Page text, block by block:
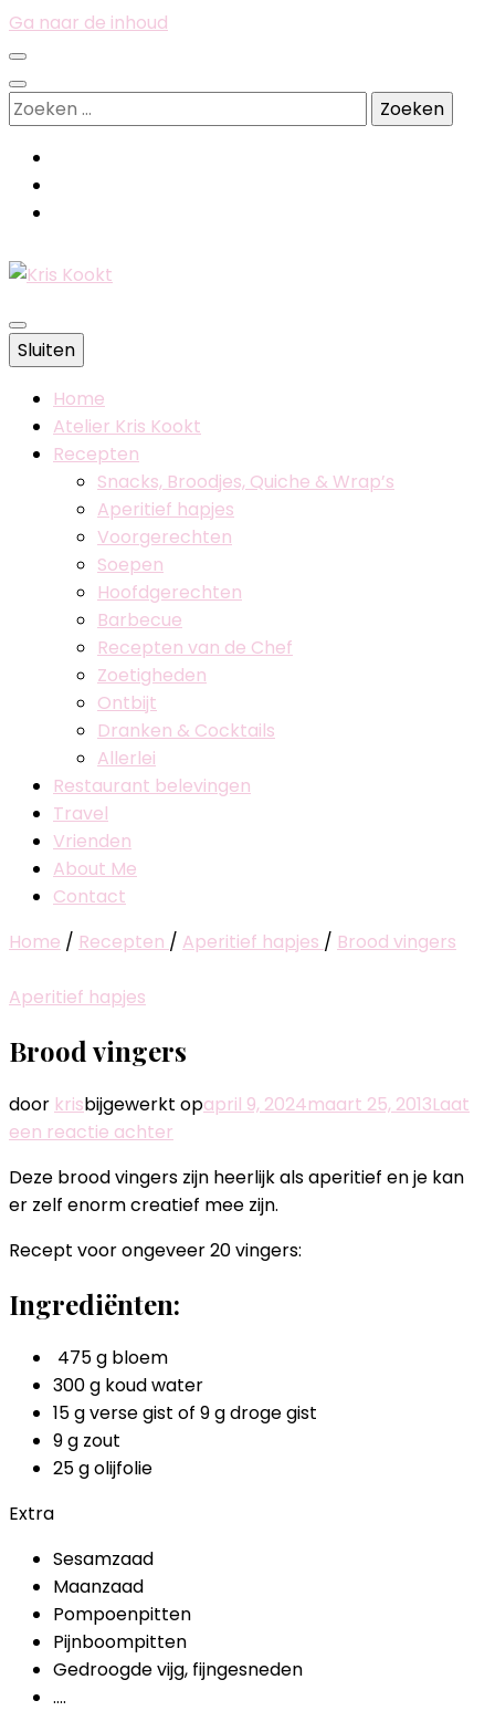
Ga naar de inhoud
Zoeken
naar:
Kris Kookt
Belgische foodblog
Sluiten
Home
Atelier Kris Kookt
Recepten
Snacks, Broodjes, Quiche & Wrap’s
Aperitief hapjes
Voorgerechten
Soepen
Hoofdgerechten
Barbecue
Recepten van de Chef
Zoetigheden
Ontbijt
Dranken & Cocktails
Allerlei
Restaurant belevingen
Travel
Vrienden
About Me
Contact
Home / Recepten / Aperitief hapjes / Brood vingers
Aperitief hapjes
Brood vingers
door krisbijgewerkt opapril 9, 2024maart 25, 2013Laat
een reactie achter
vingers
Deze brood vingers zijn heerlijk als aperitief en je kan
er zelf enorm creatief mee zijn.
Recept voor ongeveer 20 vingers:
Ingrediënten:
475 g bloem
300 g koud water
15 g verse gist of 9 g droge gist
9 g zout
25 g olijfolie
Extra
Sesamzaad
Maanzaad
Pompoenpitten
Pijnboompitten
Gedroogde vijg, fijngesneden
….